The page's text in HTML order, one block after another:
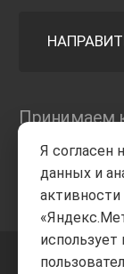
Принимаем
Я согласен
данных и
использует